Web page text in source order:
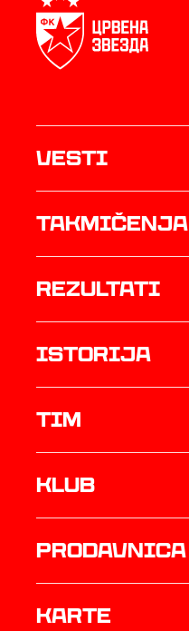
Vesti
Takmičenja
rezultati
istorija
TIM
Klub
prodavnica
Karte